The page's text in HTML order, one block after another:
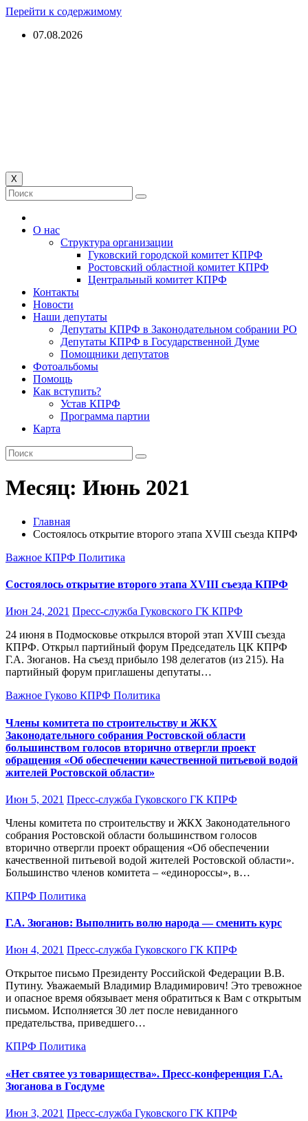
Перейти к содержимому
07.08.2026
X
О нас
Структура организации
Гуковский городской комитет КПРФ
Ростовский областной комитет КПРФ
Центральный комитет КПРФ
Контакты
Новости
Наши депутаты
Депутаты КПРФ в Законодательном собрании РО
Депутаты КПРФ в Государственной Думе
Помощники депутатов
Фотоальбомы
Помощь
Как вступить?
Устав КПРФ
Программа партии
Карта
Месяц: Июнь 2021
Главная
Состоялось открытие второго этапа XVIII съезда КПРФ
Важное КПРФ Политика
Состоялось открытие второго этапа XVIII съезда КПРФ
Июн 24, 2021 Пресс-служба Гуковского ГК КПРФ
24 июня в Подмосковье открылся второй этап XVIII съезда
КПРФ. Открыл партийный форум Председатель ЦК КПРФ
Г.А. Зюганов. На съезд прибыло 198 делегатов (из 215). На
партийный форум приглашены депутаты…
Важное Гуково КПРФ Политика
Члены комитета по строительству и ЖКХ
Законодательного собрания Ростовской области
большинством голосов вторично отвергли проект
обращения «Об обеспечении качественной питьевой водой
жителей Ростовской области»
Июн 5, 2021 Пресс-служба Гуковского ГК КПРФ
Члены комитета по строительству и ЖКХ Законодательного
собрания Ростовской области большинством голосов
вторично отвергли проект обращения «Об обеспечении
качественной питьевой водой жителей Ростовской области».
Большинство членов комитета – «единороссы», в…
КПРФ Политика
Г.А. Зюганов: Выполнить волю народа — сменить курс
Июн 4, 2021 Пресс-служба Гуковского ГК КПРФ
Открытое письмо Президенту Российской Федерации В.В.
Путину. Уважаемый Владимир Владимирович! Это тревожное
и опасное время обязывает меня обратиться к Вам с открытым
письмом. Исполняется 30 лет после невиданного
предательства, приведшего…
КПРФ Политика
«Нет святее уз товарищества». Пресс-конференция Г.А.
Зюганова в Госдуме
Июн 3, 2021 Пресс-служба Гуковского ГК КПРФ